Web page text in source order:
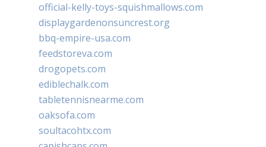
official-kelly-toys-squishmallows.com
displaygardenonsuncrest.org
bbq-empire-usa.com
feedstoreva.com
drogopets.com
ediblechalk.com
tabletennisnearme.com
oaksofa.com
soultacohtx.com